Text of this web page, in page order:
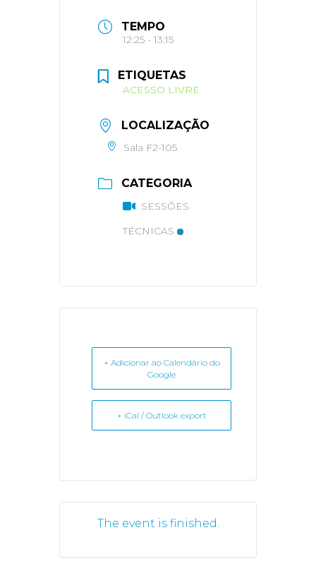
TEMPO
12:25 - 13:15
ETIQUETAS
ACESSO LIVRE
LOCALIZAÇÃO
Sala F2-105
CATEGORIA
SESSÕES
TÉCNICAS
+ Adicionar ao Calendário do
Google
+ iCal / Outlook export
The event is finished.